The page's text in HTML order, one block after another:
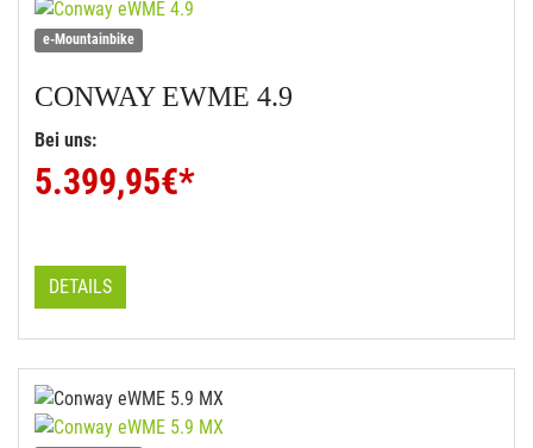
e-Mountainbike
CONWAYEWME 4.9
Bei uns:
5.399,95€*
DETAILS